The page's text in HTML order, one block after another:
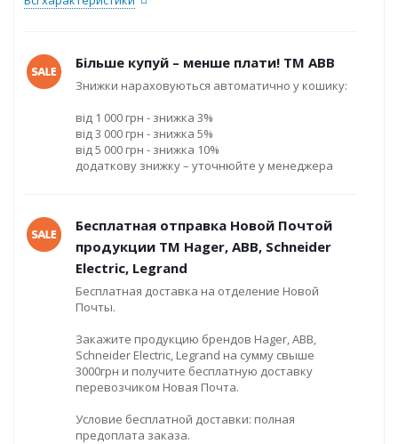
Більше купуй – менше плати! ТМ ABB
Знижки нараховуються автоматично у кошику:
від 1 000 грн - знижка 3%
від 3 000 грн - знижка 5%
від 5 000 грн - знижка 10%
додаткову знижку – уточнюйте у менеджера
Бесплатная отправка Новой Почтой
продукции ТМ Hager, ABB, Schneider
Electric, Legrand
Бесплатная доставка на отделение Новой
Почты.
Закажите продукцию брендов Hager, ABB,
Schneider Electric, Legrand на сумму свыше
3000грн и получите бесплатную доставку
перевозчиком Новая Почта.
Условие бесплатной доставки: полная
предоплата заказа.